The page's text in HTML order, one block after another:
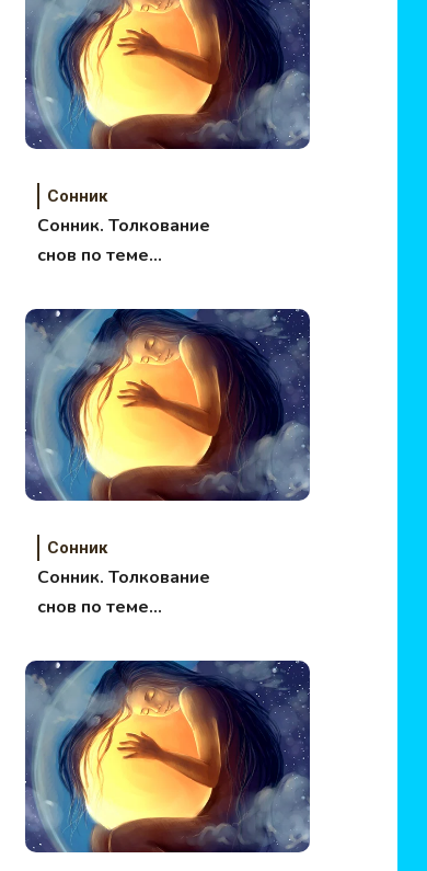
Сонник
Сонник. Толкование
снов по теме
Сонник
Сонник. Толкование
снов по теме